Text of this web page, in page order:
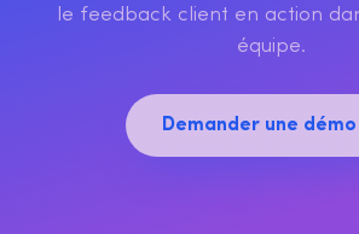
le feedback client en action
équipe.
Demander une